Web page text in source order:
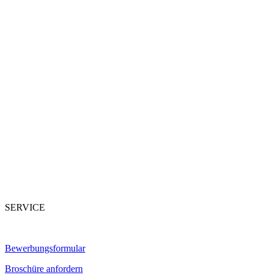
SERVICE
Bewerbungsformular
Broschüre anfordern